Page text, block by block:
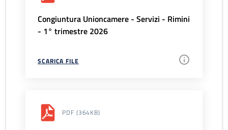
Congiuntura Unioncamere - Servizi - Rimini
- 1° trimestre 2026
SCARICA FILE
PDF (364KB)